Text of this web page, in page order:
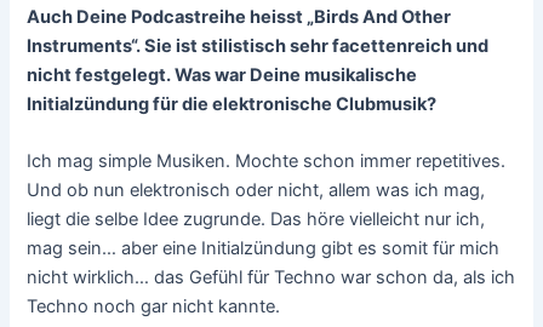
Auch Deine Podcastreihe heisst „Birds And Other
Instruments“. Sie ist stilistisch sehr facettenreich und
nicht festgelegt. Was war Deine musikalische
Initialzündung für die elektronische Clubmusik?
Ich mag simple Musiken. Mochte schon immer repetitives.
Und ob nun elektronisch oder nicht, allem was ich mag,
liegt die selbe Idee zugrunde. Das höre vielleicht nur ich,
mag sein… aber eine Initialzündung gibt es somit für mich
nicht wirklich… das Gefühl für Techno war schon da, als ich
Techno noch gar nicht kannte.